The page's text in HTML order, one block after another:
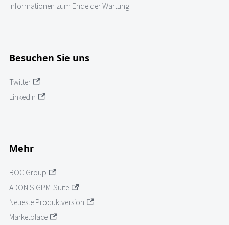
Informationen zum Ende der Wartung
Besuchen Sie uns
Twitter
LinkedIn
Mehr
BOC Group
ADONIS GPM-Suite
Neueste Produktversion
Marketplace